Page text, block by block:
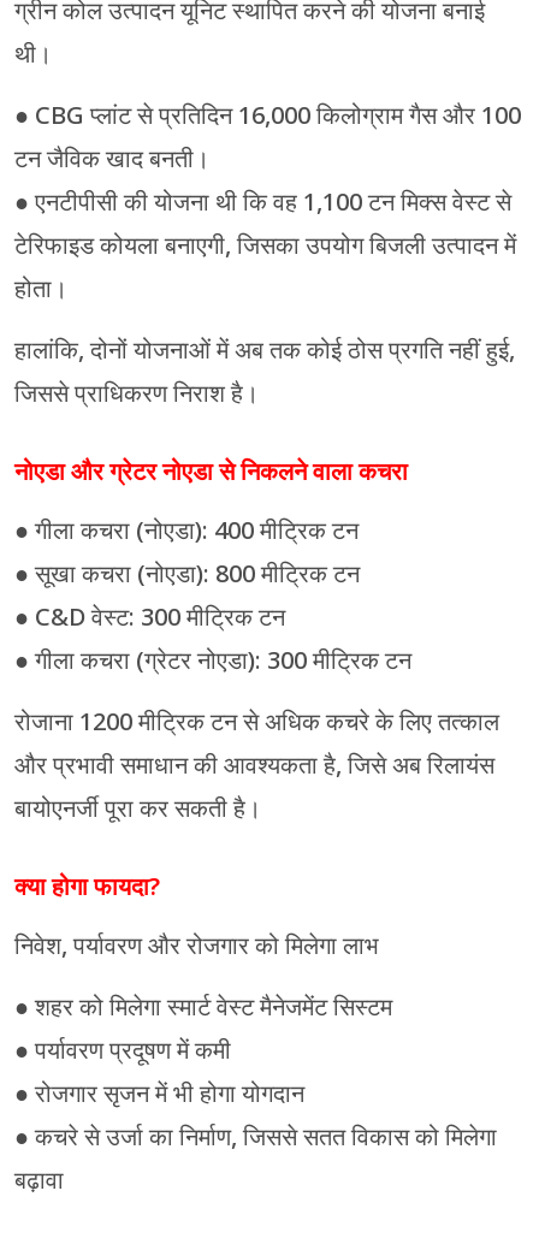
ग्रीन कोल उत्पादन यूनिट स्थापित करने की योजना बनाई
थी।
● CBG प्लांट से प्रतिदिन 16,000 किलोग्राम गैस और 100
टन जैविक खाद बनती।
● एनटीपीसी की योजना थी कि वह 1,100 टन मिक्स वेस्ट से
टेरिफाइड कोयला बनाएगी, जिसका उपयोग बिजली उत्पादन में
होता।
हालांकि, दोनों योजनाओं में अब तक कोई ठोस प्रगति नहीं हुई,
जिससे प्राधिकरण निराश है।
नोएडा और ग्रेटर नोएडा से निकलने वाला कचरा
● गीला कचरा (नोएडा): 400 मीट्रिक टन
● सूखा कचरा (नोएडा): 800 मीट्रिक टन
● C&D वेस्ट: 300 मीट्रिक टन
● गीला कचरा (ग्रेटर नोएडा): 300 मीट्रिक टन
रोजाना 1200 मीट्रिक टन से अधिक कचरे के लिए तत्काल
और प्रभावी समाधान की आवश्यकता है, जिसे अब रिलायंस
बायोएनर्जी पूरा कर सकती है।
क्या होगा फायदा?
निवेश, पर्यावरण और रोजगार को मिलेगा लाभ
● शहर को मिलेगा स्मार्ट वेस्ट मैनेजमेंट सिस्टम
● पर्यावरण प्रदूषण में कमी
● रोजगार सृजन में भी होगा योगदान
● कचरे से उर्जा का निर्माण, जिससे सतत विकास को मिलेगा
बढ़ावा